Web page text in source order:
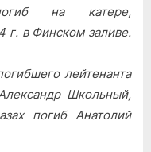
на катере,
г. в Финском заливе.
лейтенанта
Школьный,
погиб Анатолий